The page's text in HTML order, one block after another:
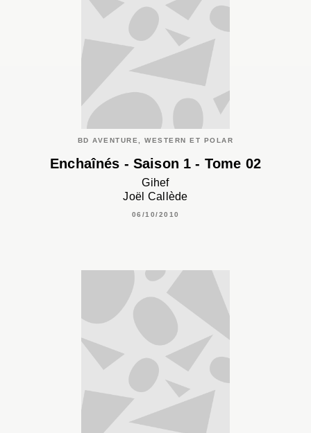
BD AVENTURE, WESTERN ET POLAR
Enchaînés - Saison 1 - Tome 02
Gihef
Joël Callède
06/10/2010